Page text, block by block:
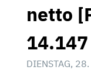
netto
DIENSTAG,